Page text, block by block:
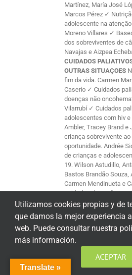
Martínez, María José
Marcos Pérez ✓
adolescente na
Moreno Villares ✓
dos sobreviventes de
Navajas e Aizpea
CUIDADOS
OUTRAS SITUAÇOES
fim da vida. Carmen
Caserío ✓ Cuidados
doenças não
Vilarrubí ✓ Cuidados
adolescentes com hiv
Ambler, Tracey Brand
criança sobrevivente
oportunidade. Andrée
de crianças e
19. Wilson Astudillo,
Bastos Brandão Souza,
Carmen Mendinueta e
cuidados de conforto
W.Astudillo, Ramón
SEÇÃO. A PEDAGOGIA
ADOLESCENTES
desenho em crianças.
Soler, Patricia Acinas e
olhar educativo sobre
graves. Olga Lizasoáin
hospitalar em crianças
Translate »
Utilizamos cookies propias y de
que damos la mejor experiencia
web. Puede consultar nuestra
más información.
ACEPTAR